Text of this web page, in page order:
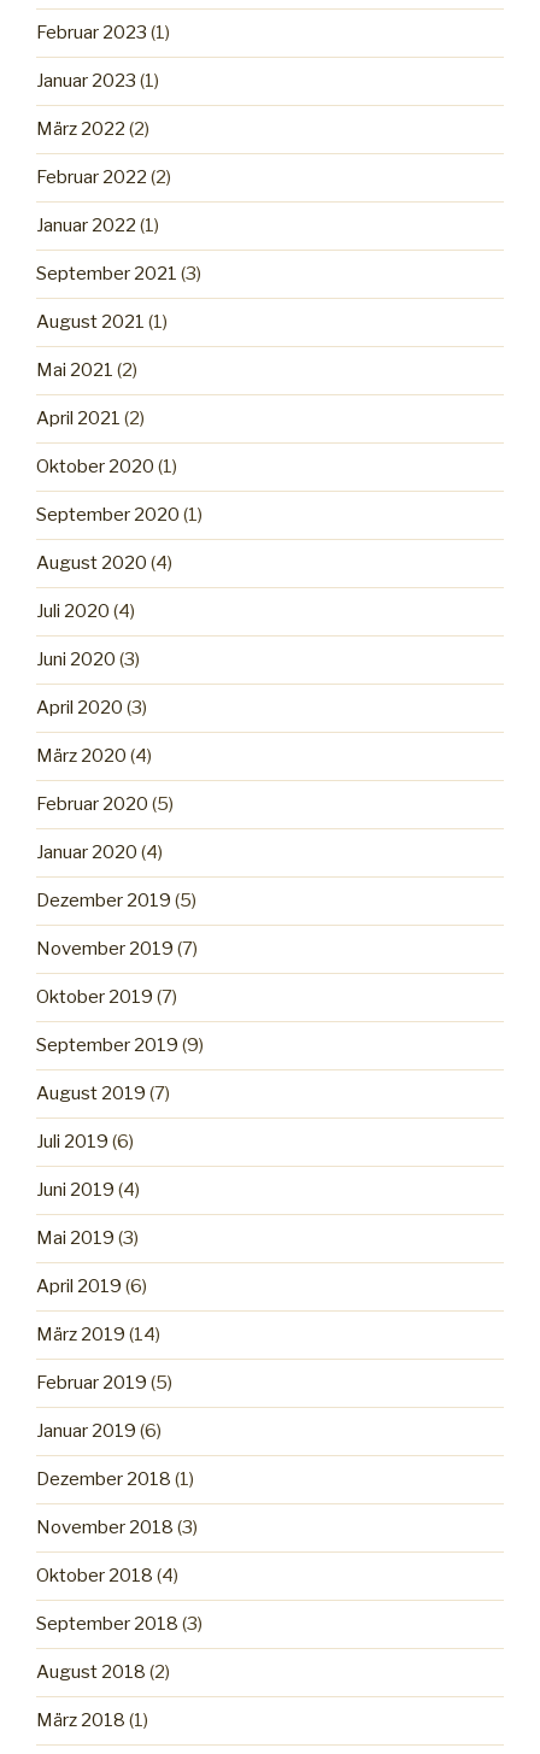
Februar 2023 (1)
Januar 2023 (1)
März 2022 (2)
Februar 2022 (2)
Januar 2022 (1)
September 2021 (3)
August 2021 (1)
Mai 2021 (2)
April 2021 (2)
Oktober 2020 (1)
September 2020 (1)
August 2020 (4)
Juli 2020 (4)
Juni 2020 (3)
April 2020 (3)
März 2020 (4)
Februar 2020 (5)
Januar 2020 (4)
Dezember 2019 (5)
November 2019 (7)
Oktober 2019 (7)
September 2019 (9)
August 2019 (7)
Juli 2019 (6)
Juni 2019 (4)
Mai 2019 (3)
April 2019 (6)
März 2019 (14)
Februar 2019 (5)
Januar 2019 (6)
Dezember 2018 (1)
November 2018 (3)
Oktober 2018 (4)
September 2018 (3)
August 2018 (2)
März 2018 (1)